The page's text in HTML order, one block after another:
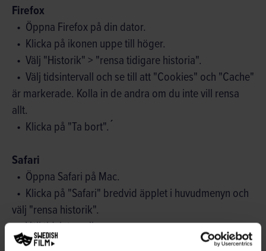
Firefox
Öppna Firefox på din dator.
Klicka på ikonen uppe till höger.
Välj "Historik" > "rensa tidigare historia".
Välj tidsintervall och se till att "Cookies" och "Cache"
är markerade. Kolla in de andra om du inte vill rensa
allt.
Klicka på "Ta bort". ́
Safari
Öppna Safari på Mac.
Klicka på "Safari" bredvid äpplet i huvudmenyn och
välj "rensa historik".
Välj tidsintervall.
Klicka på "rensa historik".